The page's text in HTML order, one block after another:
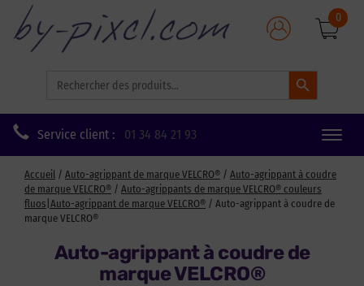
for:
Search Button
0
Service client : 01 34 84 21 93
Toggle
Accueil / Auto-agrippant de marque VELCRO® / Auto-agrippant à coudre
de marque VELCRO® / Auto-agrippants de marque VELCRO® couleurs
fluos|Auto-agrippant de marque VELCRO® / Auto-agrippant à coudre de
marque VELCRO®
Auto-agrippant à coudre de
marque VELCRO®